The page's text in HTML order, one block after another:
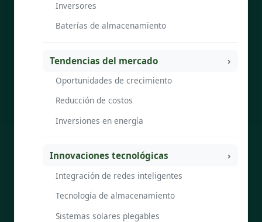
Inversores
Baterías de almacenamiento
Tendencias del mercado
Oportunidades de crecimiento
Reducción de costos
Inversiones en energía
Innovaciones tecnológicas
Integración de redes inteligentes
Tecnología de almacenamiento
Sistemas solares plegables